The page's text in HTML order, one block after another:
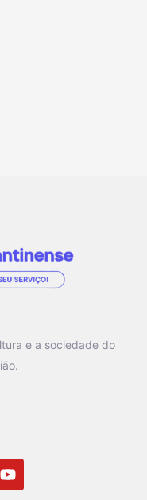
e a sociedade do
Y
o